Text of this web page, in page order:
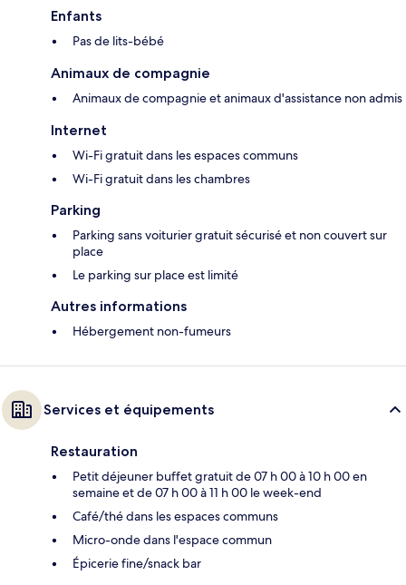
Enfants
Pas de lits-bébé
Animaux de compagnie
Animaux de compagnie et animaux d'assistance non admis
Internet
Wi-Fi gratuit dans les espaces communs
Wi-Fi gratuit dans les chambres
Parking
Parking sans voiturier gratuit sécurisé et non couvert sur
place
Le parking sur place est limité
Autres informations
Hébergement non-fumeurs
Services et équipements
Restauration
Petit déjeuner buffet gratuit de 07 h 00 à 10 h 00 en
semaine et de 07 h 00 à 11 h 00 le week-end
Café/thé dans les espaces communs
Micro-onde dans l'espace commun
Épicerie fine/snack bar